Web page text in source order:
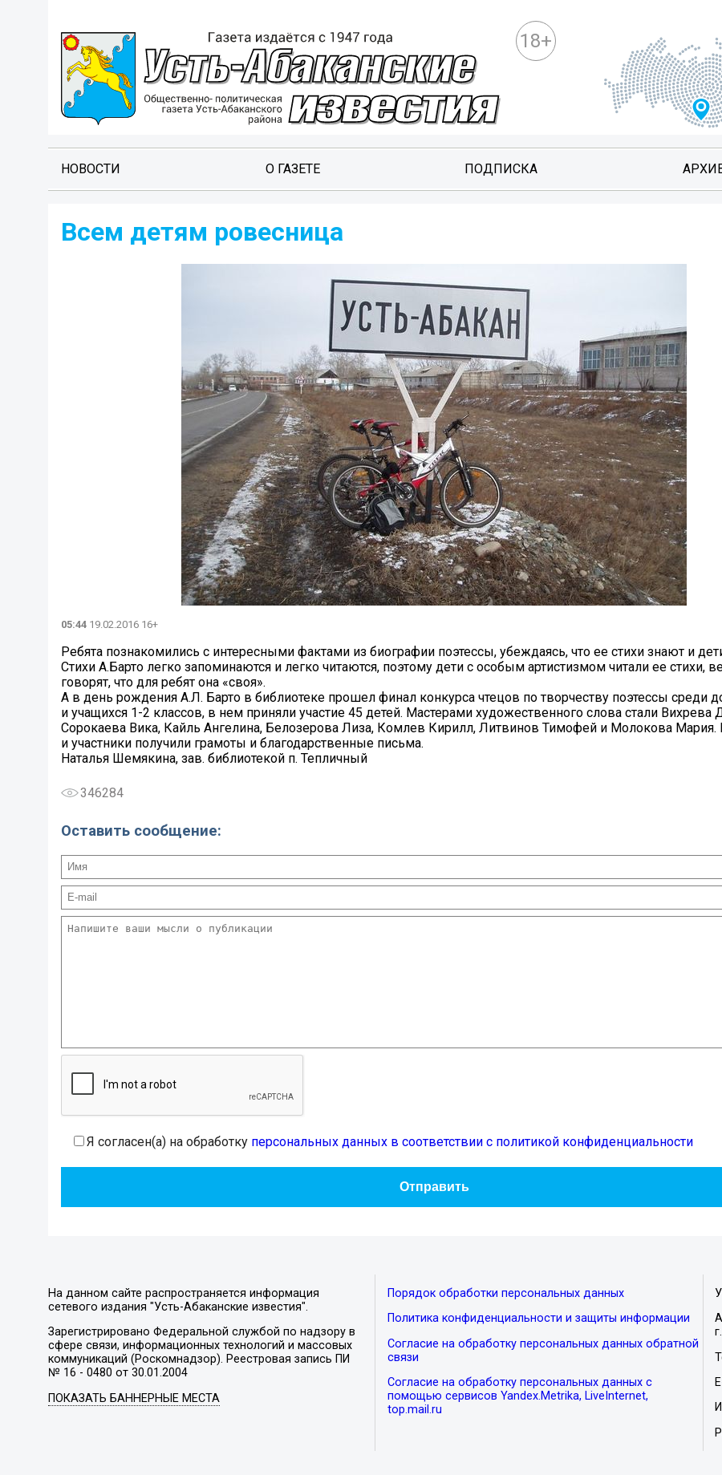
18+
НОВОСТИ О ГАЗЕТЕ ПОДПИСКА
Всем детям ровесница
05:44 19.02.2016 16+
Ребята познакомились с интересными фактами из биографии поэтессы, убеждаясь, что ее стихи знают и
Стихи А.Барто легко запоминаются и легко читаются, поэтому дети с особым артистизмом читали ее стихи,
говорят, что для ребят она «своя».
А в день рождения А.Л. Барто в библиотеке прошел финал конкурса чтецов по творчеству поэтессы среди
и учащихся 1-2 классов, в нем приняли участие 45 детей. Мастерами художественного слова стали Вихрева
Сорокаева Вика, Кайль Ангелина, Белозерова Лиза, Комлев Кирилл, Литвинов Тимофей и Молокова Мария.
и участники получили грамоты и благодарственные письма.
Наталья Шемякина, зав. библиотекой п. Тепличный
346284
Оставить сообщение:
Я согласен(а) на обработку персональных данных в соответствии с политикой конфиденциальности
На данном сайте распространяется информация
сетевого издания "Усть-Абаканские известия".
Зарегистрировано Федеральной службой по надзору в
сфере связи, информационных технологий и массовых
коммуникаций (Роскомнадзор). Реестровая запись ПИ
№ 16 - 0480 от 30.01.2004
ПОКАЗАТЬ БАННЕРНЫЕ МЕСТА
Порядок обработки персональных данных
Политика конфиденциальности и защиты информации
Согласие на обработку персональных данных обратной
связи
Согласие на обработку персональных данных с
помощью сервисов Yandex.Metrika, LiveInternet,
top.mail.ru